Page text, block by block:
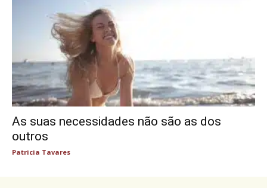
As suas necessidades não são as dos
outros
Patricia Tavares